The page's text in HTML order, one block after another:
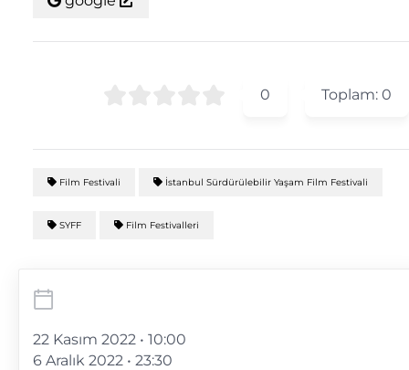
0 Toplam: 0
Film Festivali İstanbul Sürdürülebilir Yaşam Film Festivali
SYFF Film Festivalleri
22 Kasım 2022 • 10:00
6 Aralık 2022 • 23:30